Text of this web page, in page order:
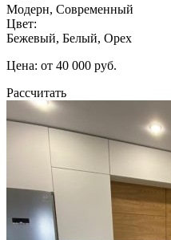
Модерн, Современный
Цвет:
Бежевый, Белый, Орех
Цена: от 40 000 руб.
Рассчитать